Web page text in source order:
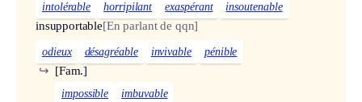
intolérable
horripilant exaspérant insoutenable
insupportable[En parlant de qqn]
odieux désagréable invivable pénible
[Fam.]
↪
impossible imbuvable